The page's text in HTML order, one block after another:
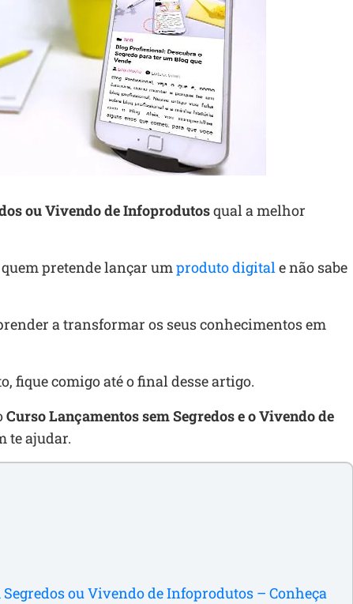
ou Vivendo de Infoprodutosqual a melhor
pretende lançar umproduto digitale não sabe
a transformar os seus conhecimentos em
fique comigo até o final desse artigo.
Curso Lançamentos sem Segredos e o Vivendo de
te ajudar.
ou Vivendo de Infoprodutos – Conheça